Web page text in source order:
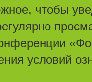
чтобы
условий